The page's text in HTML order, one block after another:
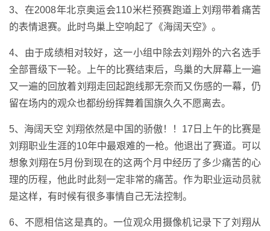
3、在2008年北京奥运会110米栏预赛跑道上刘翔带着痛苦
的表情退赛。此时鸟巢上空响起了《海阔天空》。
4、由于成绩相对较好，这一小组中除去刘翔外的六名选手
全部晋级下一轮。上午的比赛结束后，鸟巢的大屏幕上一遍
又一遍的回放着刘翔走回起跑线那无奈而又伤感的一幕，仍
留在场内的观众也都纷纷挥舞着国旗久久不愿离去。
5、海阔天空 刘翔依然是中国的骄傲！！17日上午的比赛是
刘翔职业生涯的10年中最艰难的一枪。他退出了赛道。可以
想象刘翔在5月份到现在的这两个月中经历了多少痛苦的心
理的历程，他此时此刻一定非常的痛苦。作为职业运动员就
是这样，有时候有很多事情自己无法控制。
6、不愿相信这是真的。一位观众用摄像机记录下了刘翔从